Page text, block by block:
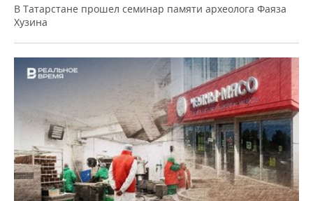
В Татарстане прошел семинар памяти археолога Фаяза
Хузина